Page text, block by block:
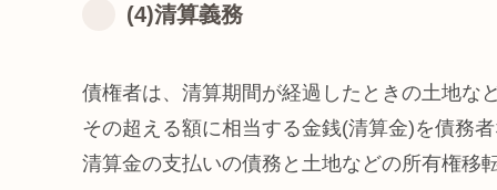
(4)清算義務
債権者は、清算期間が経過したときの土地な
その超える額に相当する金銭(清算金)を債務
清算金の支払いの債務と土地などの所有権移